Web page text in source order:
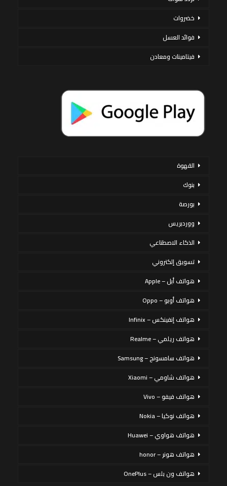
خضروات
فوائد العسل
فيتامينات ومعادن
القهوة
بنوك
بورصة
ووردبريس
الذكاء الاصطناعي
تسويق إلكتروني
هواتف أبل – Apple
هواتف أوبو – Oppo
هواتف إنفينكس – Infinix
هواتف ريلمي – Realme
هواتف سامسونج – Samsung
هواتف شاومي – Xiaomi
هواتف فيفو – Vivo
هواتف نوكيا – Nokia
هواتف هواوي – Huawei
هواتف هونر – honor
هواتف ون بلس – OnePlus